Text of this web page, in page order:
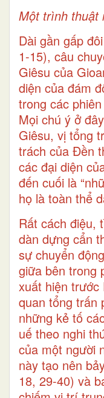
Một trình thuật
Dài gần gấp
1-15), câu
Giêsu của
diện của đám
trong các
Mọi chú ý ở
Giêsu, vị tổng
trách của Đền
các đại diện
đến cuối là
họ là toàn thể
Rất cách điệu,
dàn dựng cẩn
sự chuyển
giữa bên trong
xuất hiện trước
quan tổng trấn
những kẻ tố
uế theo nghi
của một người
này tạo nên
18, 29-40) và